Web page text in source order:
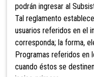
podrán ingresar al
Tal reglamento
usuarios referidos en el
corresponda; la forma,
Programas referidos en
cuando éstos se